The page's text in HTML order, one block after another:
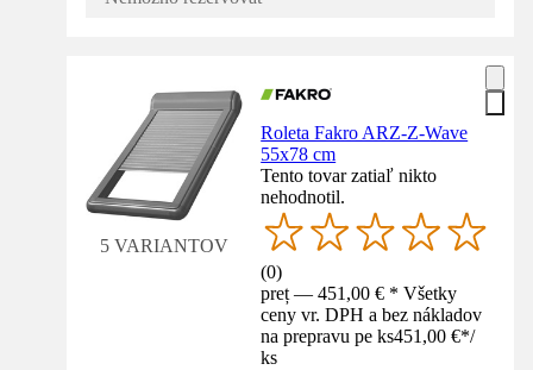
5 VARIANTOV
Roleta Fakro ARZ-Z-Wave
55x78 cm
Tento tovar zatiaľ nikto
nehodnotil.
(0)
preț — 451,00 € * Všetky
ceny vr. DPH a bez nákladov
na prepravu pe ks451,00 €*/
ks